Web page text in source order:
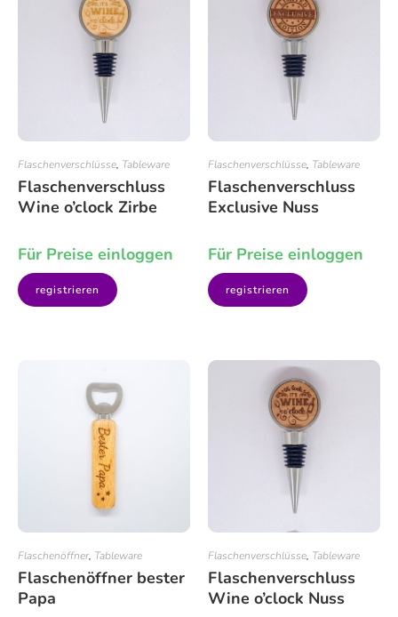
Flaschenverschlüsse, Tableware
Flaschenverschluss
Wine o’clock Zirbe
Für Preise einloggen
registrieren
Flaschenverschlüsse, Tableware
Flaschenverschluss
Exclusive Nuss
Für Preise einloggen
registrieren
Flaschenöffner, Tableware
Flaschenöffner bester
Papa
Flaschenverschlüsse, Tableware
Flaschenverschluss
Wine o’clock Nuss